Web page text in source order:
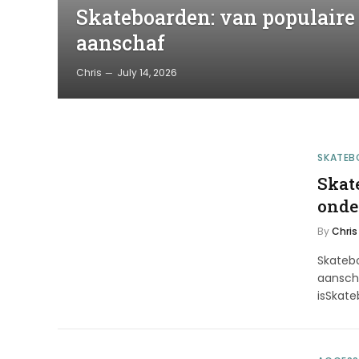
Skateboarden: van
aanschaf
Chris July 14, 2026
By Chris